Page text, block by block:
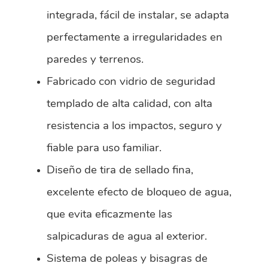
integrada, fácil de instalar, se adapta
perfectamente a irregularidades en
paredes y terrenos.
Fabricado con vidrio de seguridad
templado de alta calidad, con alta
resistencia a los impactos, seguro y
fiable para uso familiar.
Diseño de tira de sellado fina,
excelente efecto de bloqueo de agua,
que evita eficazmente las
salpicaduras de agua al exterior.
Sistema de poleas y bisagras de